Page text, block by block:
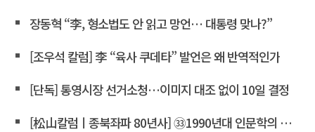
장동혁 “李, 형소법도 안 읽고 망언… 대통령 맞나?”
[조우석 칼럼] 李 “육사 쿠데타” 발언은 왜 반역적인가
[단독] 통영시장 선거소청…이미지 대조 없이 10일 결정
[松山칼럼ㅣ종북좌파 80년사] ㉝1990년대 인문학의 좌경화